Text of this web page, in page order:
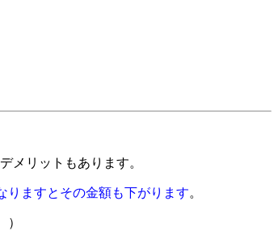
メリットもあります。
りますとその金額も下がります。